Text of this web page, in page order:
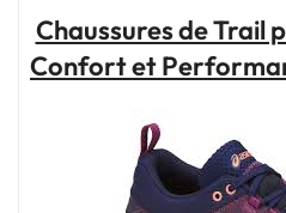
Chaussures de Trail
Confort et